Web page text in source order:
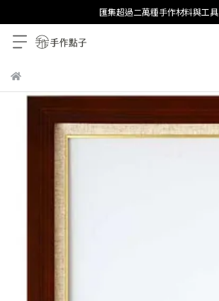
匯集超過二萬種手作材料與工具